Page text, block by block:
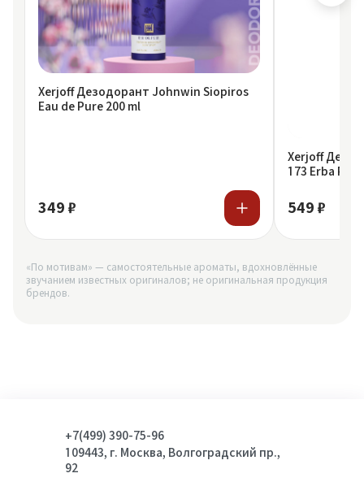
Xerjoff Дезодорант Johnwin Siopiros
Eau de Pure 200 ml
349 ₽
Xerjoff
173 Erba
549 ₽
«По мотивам» — самостоятельные ароматы, вдохновлённые
звучанием известных оригиналов; не оригинальная продукция
брендов.
+7(499) 390-75-96
109443, г. Москва, Волгоградский пр.,
92